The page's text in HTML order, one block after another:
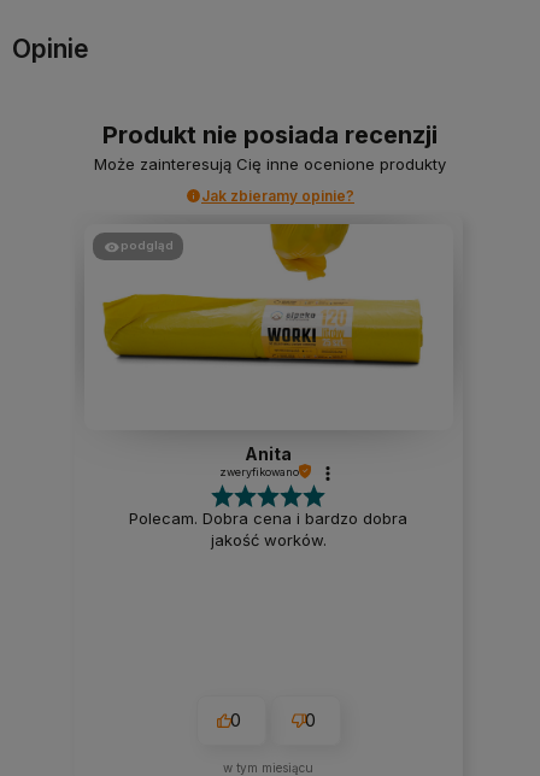
Opinie
Produkt nie posiada recenzji
Może zainteresują Cię inne ocenione produkty
Jak zbieramy opinie?
podgląd
Anita
zweryfikowano
Polecam. Dobra cena i bardzo dobra
jakość worków.
0 0
w tym miesiącu